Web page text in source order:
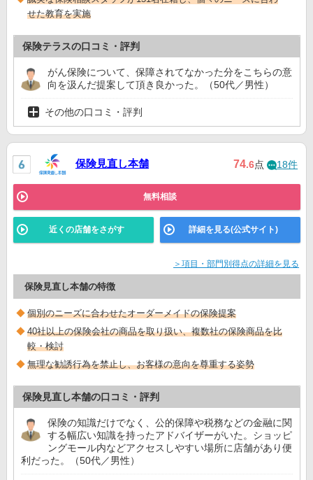
せた教育を実施
保険テラスの口コミ・評判
がん保険について、保障されてなかった分をこちらの意
向を汲んだ提案して頂き良かった。（50代／男性）
その他の口コミ・評判
保険見直し本舗 74.6点 18件
無料相談
近くの店舗をさがす 詳細を見る(公式サイト)
＞項目・部門別得点の詳細を見る
保険見直し本舗の特徴
個別のニーズに合わせたオーダーメイドの保険提案
40社以上の保険会社の商品を取り扱い、複数社の保険商品を比
較・検討
無理な勧誘行為を禁止し、お客様の意向を尊重する姿勢
保険見直し本舗の口コミ・評判
保険の知識だけでなく、公的保障や税務などの金融に関
する幅広い知識を持ったアドバイザーがいた。ショッピ
ングモール内などアクセスしやすい場所に店舗があり便
利だった。（50代／男性）